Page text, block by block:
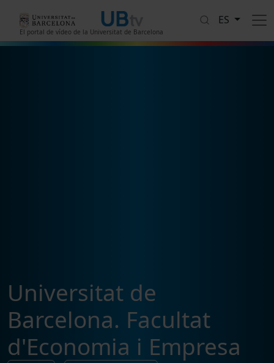
El portal de vídeo de la Universitat de Barcelona
ES
Universitat de
Barcelona. Facultat
d'Economia i Empresa